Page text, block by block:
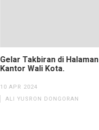
Gelar Takbiran di Halaman
Kantor Wali Kota.
10 APR 2024
ALI YUSRON DONGORAN